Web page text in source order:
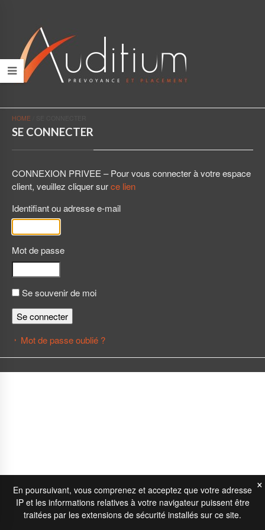
HOME
SE CONNECTER
CONNEXION PRIVEE – Pour vous connecter à votre espace
client, veuillez cliquer surce lien
Identifiant ou adresse e-mail
Mot de passe
Se souvenir de moi
Se connecter
Mot de passe oublié ?
En poursuivant, vous comprenez et acceptez que votre adresse
IP et les informations relatives à votre navigateur puissent être
traitées par les extensions de sécurité installés sur ce site.
×